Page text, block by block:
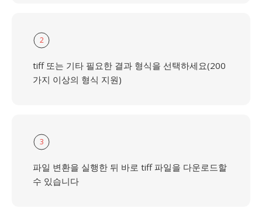
2
tiff 또는 기타 필요한 결과 형식을 선택하세요(200
가지 이상의 형식 지원)
3
파일 변환을 실행한 뒤 바로 tiff 파일을 다운로드할
수 있습니다